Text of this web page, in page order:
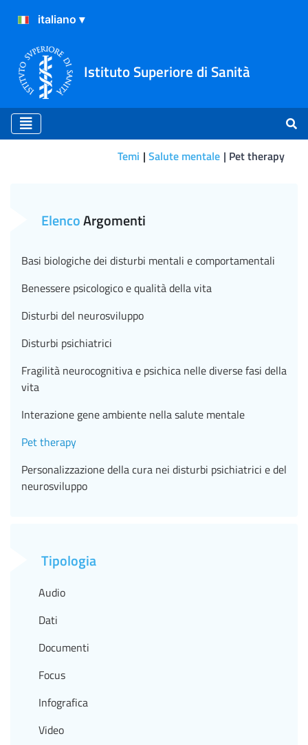
Istituto Superiore di Sanità
Temi Salute mentale Pet therapy
ElencoArgomenti
Basi biologiche dei disturbi mentali e comportamentali
Benessere psicologico e qualità della vita
Disturbi del neurosviluppo
Disturbi psichiatrici
Fragilità neurocognitiva e psichica nelle diverse fasi della
vita
Interazione gene ambiente nella salute mentale
Pet therapy
Personalizzazione della cura nei disturbi psichiatrici e del
neurosviluppo
Tipologia
Audio
Dati
Documenti
Focus
Infografica
Video